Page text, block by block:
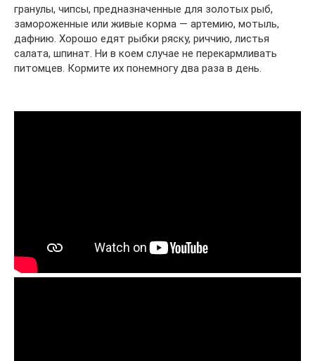
гранулы, чипсы, предназначенные для золотых рыб,
замороженные или живые корма — артемию, мотыль,
дафнию. Хорошо едят рыбки ряску, риччию, листья
салата, шпинат. Ни в коем случае не перекармливать
питомцев. Кормите их понемногу два раза в день.